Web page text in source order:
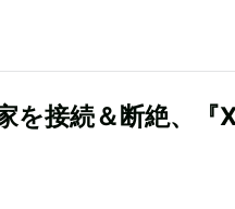
を接続＆断絶、『